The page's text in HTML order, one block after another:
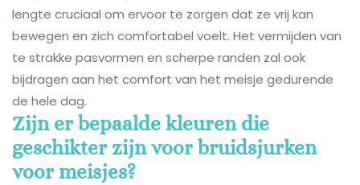
lengte cruciaal om ervoor te zorgen dat ze vrij kan
bewegen en zich comfortabel voelt. Het vermijden van
te strakke pasvormen en scherpe randen zal ook
bijdragen aan het comfort van het meisje gedurende
de hele dag.
Zijn er bepaalde kleuren die
geschikter zijn voor bruidsjurken
voor meisjes?